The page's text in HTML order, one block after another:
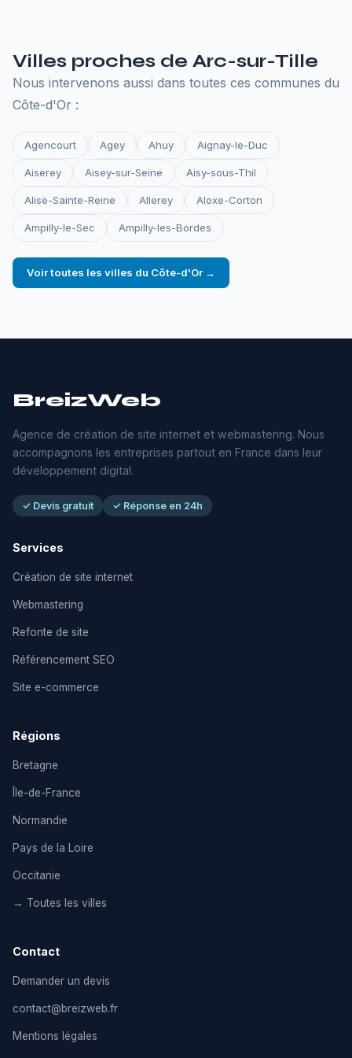
Villes proches de Arc-sur-Tille
Nous intervenons aussi dans toutes ces communes du
Côte-d'Or :
Agencourt Agey Ahuy Aignay-le-Duc
Aiserey Aisey-sur-Seine Aisy-sous-Thil
Alise-Sainte-Reine Allerey Aloxe-Corton
Ampilly-le-Sec Ampilly-les-Bordes
Voir toutes les villes du Côte-d'Or →
BreizWeb
Agence de création de site internet et webmastering. Nous
accompagnons les entreprises partout en France dans leur
développement digital.
✓ Devis gratuit ✓ Réponse en 24h
Services
Création de site internet
Webmastering
Refonte de site
Référencement SEO
Site e-commerce
Régions
Bretagne
Île-de-France
Normandie
Pays de la Loire
Occitanie
→ Toutes les villes
Contact
Demander un devis
contact@breizweb.fr
Mentions légales